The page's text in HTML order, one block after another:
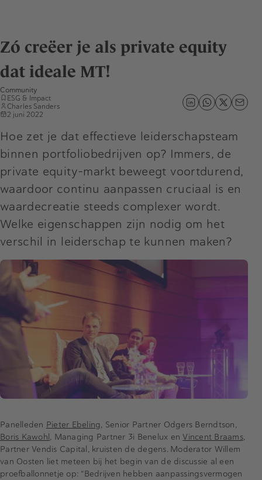
Zó creëer je als private equity
dat ideale MT!
Community
ESG & Impact
Charles Sanders
2 juni 2022
Hoe zet je dat effectieve leiderschapsteam
binnen portfoliobedrijven op? Immers, de
private equity-markt beweegt voortdurend,
waardoor continu aanpassen cruciaal is en
waardecreatie steeds complexer wordt.
Welke eigenschappen zijn nodig om het
verschil in leiderschap te kunnen maken?
Panelleden Pieter Ebeling, Senior Partner Odgers Berndtson,
Boris Kawohl , Managing Partner 3i Benelux enVincent Braams,
Partner Vendis Capital, kruisten de degens. Moderator Willem
van Oosten liet meteen bij het begin van de discussie al een
proefballonnetje op: “Bedrijven hebben aanpassingsvermogen